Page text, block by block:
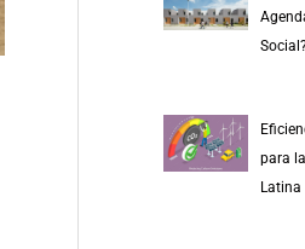
para
Latina